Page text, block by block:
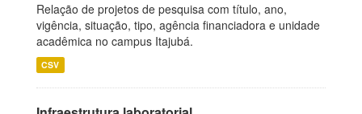
Relação de projetos de pesquisa com título, ano,
vigência, situação, tipo, agência financiadora e unidade
acadêmica no campus Itajubá.
CSV